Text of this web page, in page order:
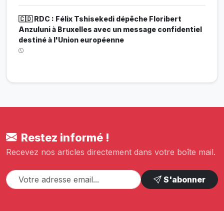
🇨🇩 RDC : Félix Tshisekedi dépêche Floribert
Anzuluni à Bruxelles avec un message confidentiel
destiné à l'Union européenne
Restez informé !
Recevez nos articles directement dans votre boîte mail.
S'abonner